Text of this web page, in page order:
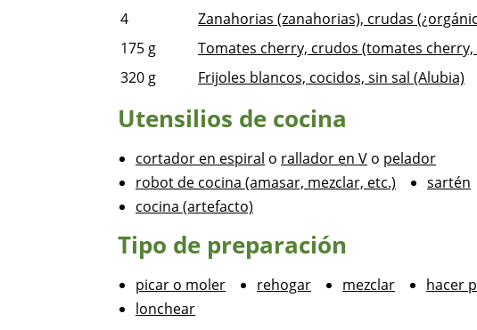
4
Zanahorias (zanahorias), crudas
175 g
Tomates cherry, crudos (tomates
320 g Frijoles blancos, cocidos, sin sal (Alubia)
Utensilios de cocina
cortador en espiral o rallador en V o pelador
robot de cocina (amasar, mezclar, etc.)
sartén
cocina (artefacto)
Tipo de preparación
picar o moler rehogar mezclar hacer
lonchear